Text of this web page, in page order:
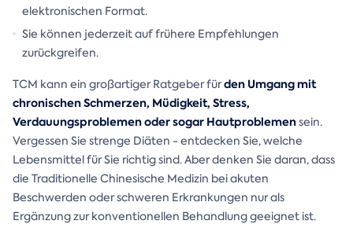
elektronischen Format.
Sie können jederzeit auf frühere Empfehlungen
zurückgreifen.
TCM kann ein großartiger Ratgeber fürden Umgang mit
chronischen Schmerzen, Müdigkeit, Stress,
Verdauungsproblemen oder sogar Hautproblemensein.
Vergessen Sie strenge Diäten - entdecken Sie, welche
Lebensmittel für Sie richtig sind. Aber denken Sie daran, dass
die Traditionelle Chinesische Medizin bei akuten
Beschwerden oder schweren Erkrankungen nur als
Ergänzung zur konventionellen Behandlung geeignet ist.